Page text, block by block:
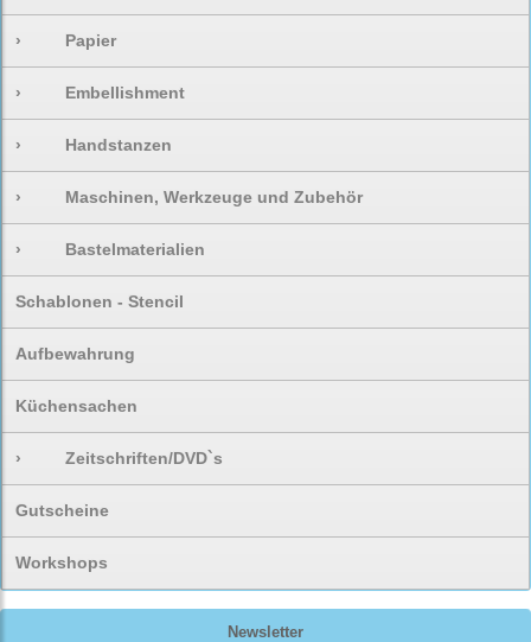
› Papier
› Embellishment
› Handstanzen
› Maschinen, Werkzeuge und Zubehör
› Bastelmaterialien
Schablonen - Stencil
Aufbewahrung
Küchensachen
› Zeitschriften/DVD`s
Gutscheine
Workshops
Newsletter